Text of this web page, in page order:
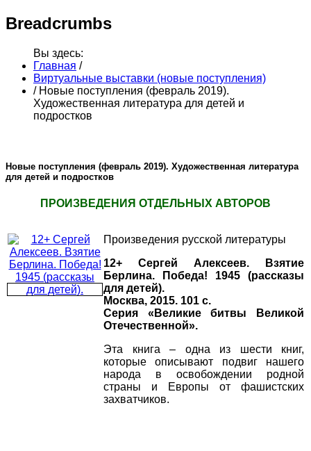
Breadcrumbs
Вы здесь:
Главная /
Виртуальные выставки (новые поступления)
/ Новые поступления (февраль 2019).
Художественная литература для детей и
подростков
Новые поступления (февраль 2019). Художественная литература
для детей и подростков
ПРОИЗВЕДЕНИЯ ОТДЕЛЬНЫХ АВТОРОВ
Произведения русской литературы
12+ Сергей Алексеев. Взятие
Берлина. Победа! 1945 (рассказы
для детей).
Москва, 2015. 101 с.
Серия «Великие битвы Великой
Отечественной».
Эта книга – одна из шести книг,
которые описывают подвиг нашего
народа в освобождении родной
страны и Европы от фашистских
захватчиков.